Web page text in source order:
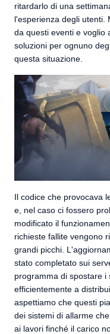
ritardarlo di una
l'esperienza degli utenti.
da questi eventi e voglio
soluzioni per ognuno
questa situazione.
Il codice che provocava
e, nel caso ci fossero
modificato il
richieste fallite vengono
grandi picchi.
stato completato sui
programma di spostare i
efficientemente a
aspettiamo che questi
dei sistemi di allarme
ai lavori finché il carico